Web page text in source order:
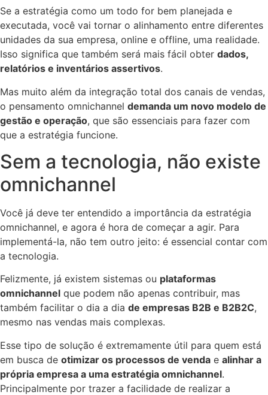
Se a estratégia como um todo for bem planejada e
executada, você vai tornar o alinhamento entre diferentes
unidades da sua empresa, online e offline, uma realidade.
Isso significa que também será mais fácil obter dados,
relatórios e inventários assertivos.
Mas muito além da integração total dos canais de vendas,
o pensamento omnichannel demanda um novo modelo de
gestão e operação, que são essenciais para fazer com
que a estratégia funcione.
Sem a tecnologia, não existe
omnichannel
Você já deve ter entendido a importância da estratégia
omnichannel, e agora é hora de começar a agir. Para
implementá-la, não tem outro jeito: é essencial contar com
a tecnologia.
Felizmente, já existem sistemas ou plataformas
omnichannel que podem não apenas contribuir, mas
também facilitar o dia a dia de empresas B2B e B2B2C,
mesmo nas vendas mais complexas.
Esse tipo de solução é extremamente útil para quem está
em busca de otimizar os processos de venda e alinhar a
própria empresa a uma estratégia omnichannel.
Principalmente por trazer a facilidade de realizar a